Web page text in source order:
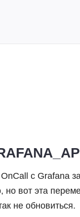
с Grafana
вот эта
не обновиться.